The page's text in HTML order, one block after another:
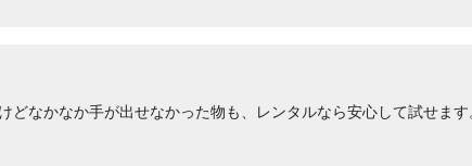
なかなか手が出せなかった物も、レンタルなら安心して試せます